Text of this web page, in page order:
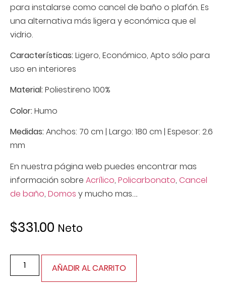
para instalarse como cancel de baño o plafón. Es
una alternativa más ligera y económica que el
vidrio.
Características:Ligero, Económico, Apto sólo para
uso en interiores
Material:Poliestireno 100%
Color:Humo
Medidas:Anchos: 70 cm | Largo: 180 cm | Espesor: 2.6
mm
En nuestra página web puedes encontrar mas
información sobre Acrílico, Policarbonato, Cancel
de baño, Domos y mucho mas….
$331.00 Neto
AÑADIR AL CARRITO